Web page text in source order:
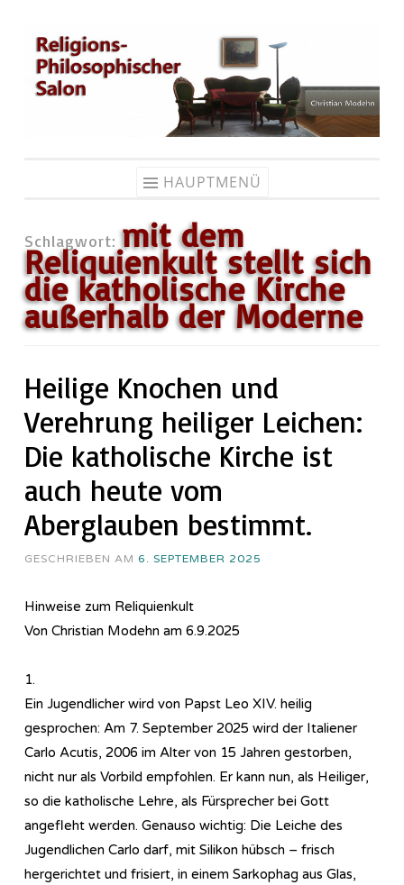
Zum
Inhalt
springen
HAUPTMENÜ
Schlagwort: mit dem
Reliquienkult stellt sich
die katholische Kirche
außerhalb der Moderne
Heilige Knochen und
Verehrung heiliger Leichen:
Die katholische Kirche ist
auch heute vom
Aberglauben bestimmt.
GESCHRIEBEN AM 6. SEPTEMBER 2025
Hinweise zum Reliquienkult
Von Christian Modehn am 6.9.2025
1.
Ein Jugendlicher wird von Papst Leo XIV. heilig
gesprochen: Am 7. September 2025 wird der Italiener
Carlo Acutis, 2006 im Alter von 15 Jahren gestorben,
nicht nur als Vorbild empfohlen. Er kann nun, als Heiliger,
so die katholische Lehre, als Fürsprecher bei Gott
angefleht werden. Genauso wichtig: Die Leiche des
Jugendlichen Carlo darf, mit Silikon hübsch – frisch
hergerichtet und frisiert, in einem Sarkophag aus Glas,